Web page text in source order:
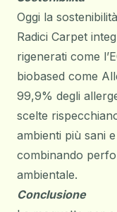
Oggi la
Radici Carpet
rigenerati come
biobased come
99,9% degli
scelte
ambienti più sani
combinando
ambientale.
Conclusione